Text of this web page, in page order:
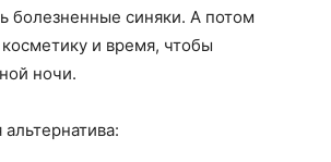
болезненные синяки. А потом
и время, чтобы
ночи.